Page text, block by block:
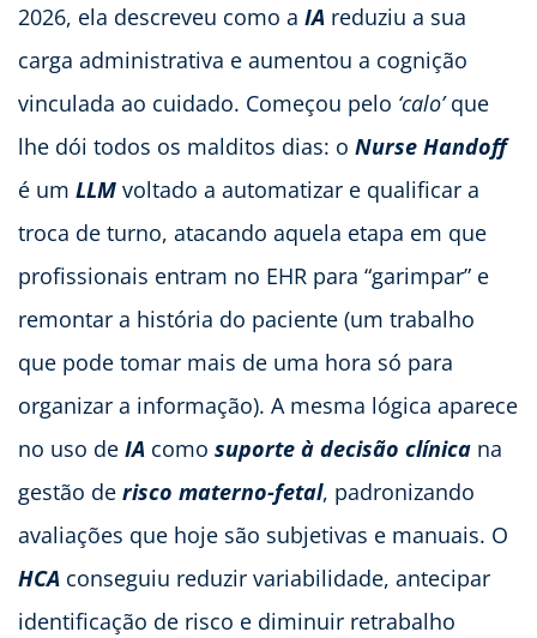
2026, ela descreveu como a IA reduziu a sua
carga administrativa e aumentou a cognição
vinculada ao cuidado. Começou pelo ‘calo’que
lhe dói todos os malditos dias: o Nurse Handoff
é um LLM voltado a automatizar e qualificar a
troca de turno, atacando aquela etapa em que
profissionais entram no EHR para “garimpar” e
remontar a história do paciente (um trabalho
que pode tomar mais de uma hora só para
organizar a informação). A mesma lógica aparece
no uso de IA como suporte à decisão clínica na
gestão de risco materno-fetal, padronizando
avaliações que hoje são subjetivas e manuais. O
HCA conseguiu reduzir variabilidade, antecipar
identificação de risco e diminuir retrabalho